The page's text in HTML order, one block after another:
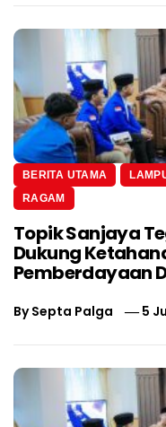
BERITA UTAMA
RAGAM
Topik Sanjaya
Dukung
Pemberdayaan
BySepta Palga 5